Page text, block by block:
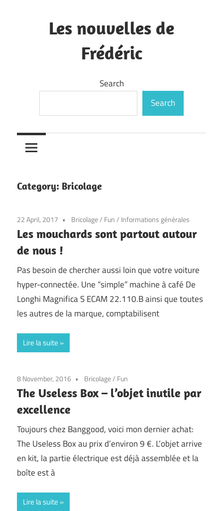
Les nouvelles de
Frédéric
Search
Search
Category: Bricolage
22 April, 2017 Bricolage/ Fun/ Informations générales
Les mouchards sont partout autour
de nous !
Pas besoin de chercher aussi loin que votre voiture
hyper-connectée. Une “simple” machine à café De
Longhi Magnifica S ECAM 22.110.B ainsi que toutes
les autres de la marque, comptabilisent
Lire la suite
8 November, 2016 Bricolage/ Fun
The Useless Box – l’objet inutile par
excellence
Toujours chez Banggood, voici mon dernier achat:
The Useless Box au prix d’environ 9 €. L’objet arrive
en kit, la partie électrique est déjà assemblée et la
boîte est à
Lire la suite